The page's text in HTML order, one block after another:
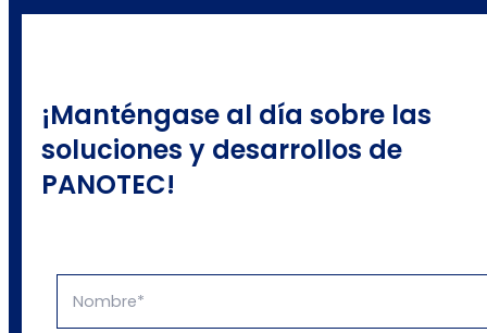
¡Manténgase al día sobre las
soluciones y desarrollos de
PANOTEC!